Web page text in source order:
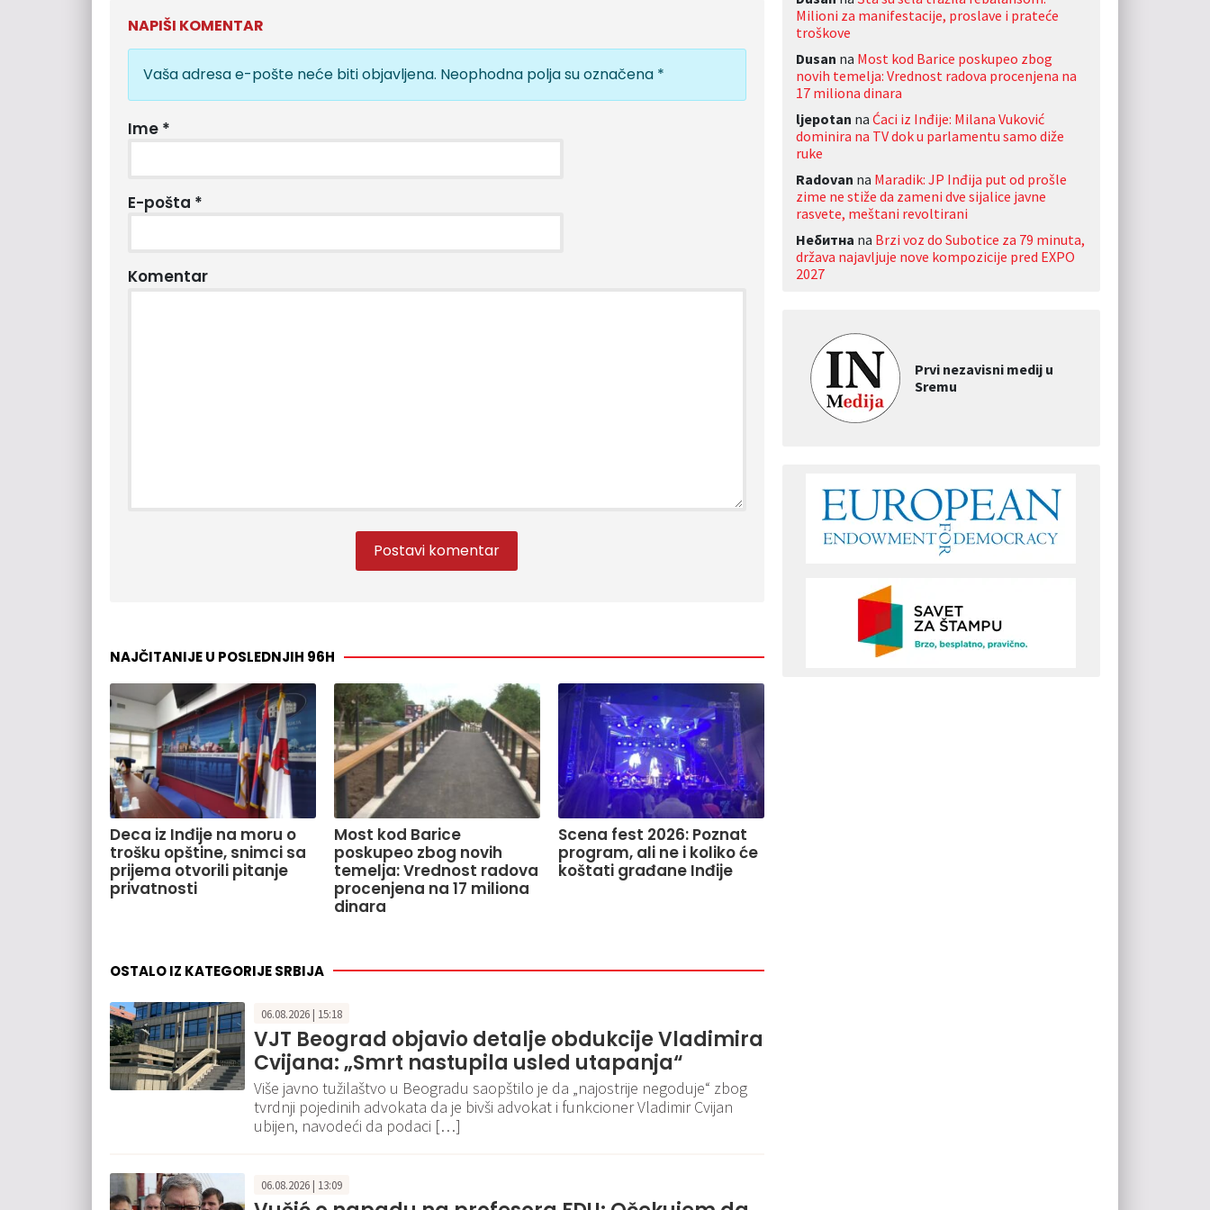
NAPIŠI KOMENTAR
Vaša adresa e-pošte neće biti objavljena. Neophodna polja su označena *
Ime *
E-pošta *
Komentar
NAJČITANIJE U POSLEDNJIH 96H
Deca iz Inđije na moru o
trošku opštine, snimci sa
prijema otvorili pitanje
privatnosti
Most kod Barice
poskupeo zbog novih
temelja: Vrednost radova
procenjena na 17 miliona
dinara
Scena fest 2026: Poznat
program, ali ne i koliko će
koštati građane Inđije
OSTALO IZ KATEGORIJE SRBIJA
06.08.2026 | 15:18
VJT Beograd objavio detalje obdukcije Vladimira
Cvijana: „Smrt nastupila usled utapanja“
Više javno tužilaštvo u Beogradu saopštilo je da „najostrije negoduje“ zbog
tvrdnji pojedinih advokata da je bivši advokat i funkcioner Vladimir Cvijan
ubijen, navodeći da podaci […]
06.08.2026 | 13:09
Milioni za manifestacije, proslave i prateće
troškove
Dusan na Most kod Barice poskupeo zbog
novih temelja: Vrednost radova procenjena na
17 miliona dinara
ljepotan na Ćaci iz Inđije: Milana Vuković
dominira na TV dok u parlamentu samo diže
ruke
Radovan na Maradik: JP Inđija put od prošle
zime ne stiže da zameni dve sijalice javne
rasvete, meštani revoltirani
Небитна na Brzi voz do Subotice za 79 minuta,
država najavljuje nove kompozicije pred EXPO
2027
Prvi nezavisni medij u
Sremu